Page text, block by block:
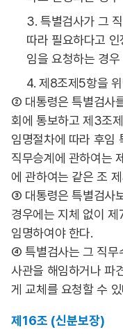
3. 특별검사가 그
따라 필요하다고
임을 요청하는 경우
4. 제8조제5항을
② 대통령은 특별검사
회에 통보하고 제3조
임명절차에 따라 후임
직무승계에 관하여는
에 관하여는 같은 조
③ 대통령은 특별검사
경우에는 지체 없이
임명하여야 한다.
④ 특별검사는 그 직무
사관을 해임하거나 파
게 교체를 요청할 수
제16조 (신분보장)